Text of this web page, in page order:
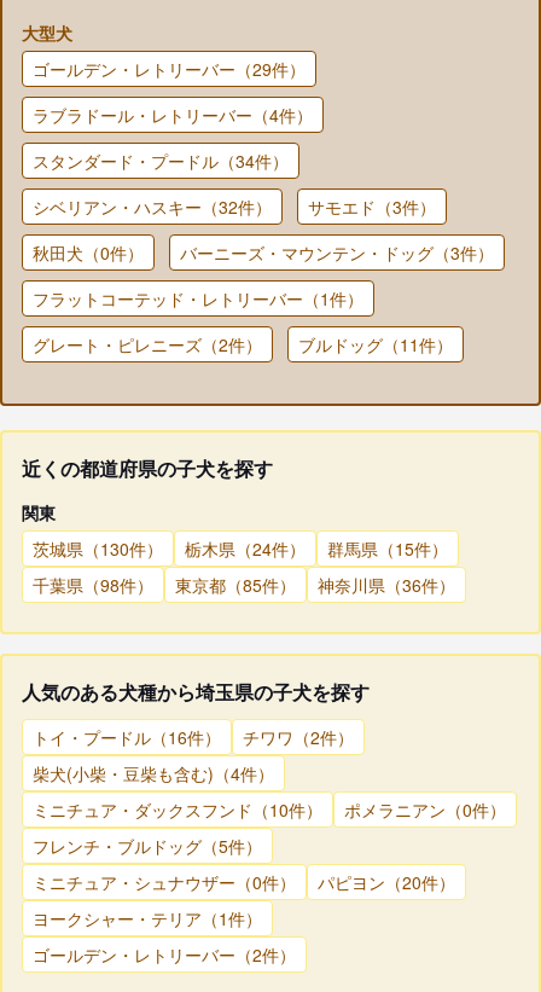
大型犬
ゴールデン・レトリーバー（29件）
ラブラドール・レトリーバー（4件）
スタンダード・プードル（34件）
シベリアン・ハスキー（32件）
サモエド（3件）
秋田犬（0件）
バーニーズ・マウンテン・ドッグ（3件）
フラットコーテッド・レトリーバー（1件）
グレート・ピレニーズ（2件）
ブルドッグ（11件）
近くの都道府県の子犬を探す
関東
茨城県（130件）
栃木県（24件）
群馬県（15件）
千葉県（98件）
東京都（85件） 神奈川県（36件）
人気のある犬種から埼玉県の子犬を探す
トイ・プードル（16件）
チワワ（2件）
柴犬(小柴・豆柴も含む)（4件）
ミニチュア・ダックスフンド（10件）
ポメラニアン（0件）
フレンチ・ブルドッグ（5件）
ミニチュア・シュナウザー（0件）
パピヨン（20件）
ヨークシャー・テリア（1件）
ゴールデン・レトリーバー（2件）